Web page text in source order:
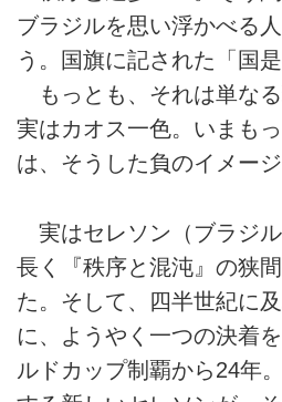
ブラジルを思い浮かべる
う。国旗に記された「国是
もっとも、それは単な
実はカオス一色。いまも
は、そうした負のイメー
実はセレソン（ブラジル
長く『秩序と混沌』の狭
た。そして、四半世紀に
に、ようやく一つの決着
ルドカップ制覇から24年